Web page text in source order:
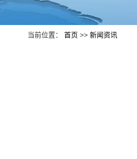
当前位置： 首页 >> 新闻资讯